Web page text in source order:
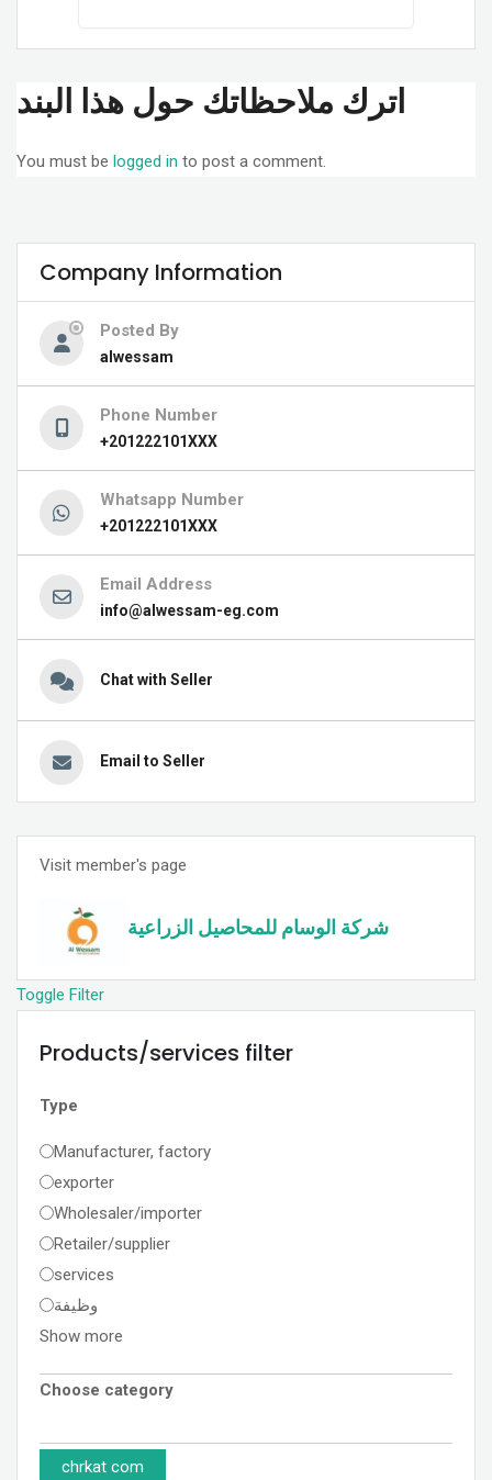
اترك ملاحظاتك حول هذا البند
You must be logged in to post a comment.
Company Information
Posted By
alwessam
Phone Number
+201222101XXX
Whatsapp Number
+201222101XXX
Email Address
info@alwessam-eg.com
Chat with Seller
Email to Seller
Visit member's page
شركة الوسام للمحاصيل الزراعية
Toggle Filter
Products/services filter
Type
Manufacturer, factory
exporter
Wholesaler/importer
Retailer/supplier
services
وظيفة
Show more
Choose category
chrkat com